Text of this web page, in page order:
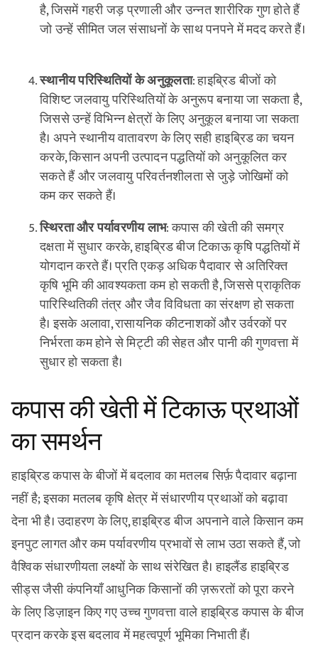
है, जिसमें गहरी जड़ प्रणाली और उन्नत शारीरिक गुण होते हैं
जो उन्हें सीमित जल संसाधनों के साथ पनपने में मदद करते हैं।
स्थानीय परिस्थितियों के अनुकूलता: हाइब्रिड बीजों को
विशिष्ट जलवायु परिस्थितियों के अनुरूप बनाया जा सकता है,
जिससे उन्हें विभिन्न क्षेत्रों के लिए अनुकूल बनाया जा सकता
है। अपने स्थानीय वातावरण के लिए सही हाइब्रिड का चयन
करके, किसान अपनी उत्पादन पद्धतियों को अनुकूलित कर
सकते हैं और जलवायु परिवर्तनशीलता से जुड़े जोखिमों को
कम कर सकते हैं।
स्थिरता और पर्यावरणीय लाभ: कपास की खेती की समग्र
दक्षता में सुधार करके, हाइब्रिड बीज टिकाऊ कृषि पद्धतियों में
योगदान करते हैं। प्रति एकड़ अधिक पैदावार से अतिरिक्त
कृषि भूमि की आवश्यकता कम हो सकती है, जिससे प्राकृतिक
पारिस्थितिकी तंत्र और जैव विविधता का संरक्षण हो सकता
है। इसके अलावा, रासायनिक कीटनाशकों और उर्वरकों पर
निर्भरता कम होने से मिट्टी की सेहत और पानी की गुणवत्ता में
सुधार हो सकता है।
कपास की खेती में टिकाऊ प्रथाओं
का समर्थन
हाइब्रिड कपास के बीजों में बदलाव का मतलब सिर्फ़ पैदावार बढ़ाना
नहीं है; इसका मतलब कृषि क्षेत्र में संधारणीय प्रथाओं को बढ़ावा
देना भी है। उदाहरण के लिए, हाइब्रिड बीज अपनाने वाले किसान कम
इनपुट लागत और कम पर्यावरणीय प्रभावों से लाभ उठा सकते हैं, जो
वैश्विक संधारणीयता लक्ष्यों के साथ संरेखित है। हाइलैंड हाइब्रिड
सीड्स जैसी कंपनियाँ आधुनिक किसानों की ज़रूरतों को पूरा करने
के लिए डिज़ाइन किए गए उच्च गुणवत्ता वाले हाइब्रिड कपास के बीज
प्रदान करके इस बदलाव में महत्वपूर्ण भूमिका निभाती हैं।